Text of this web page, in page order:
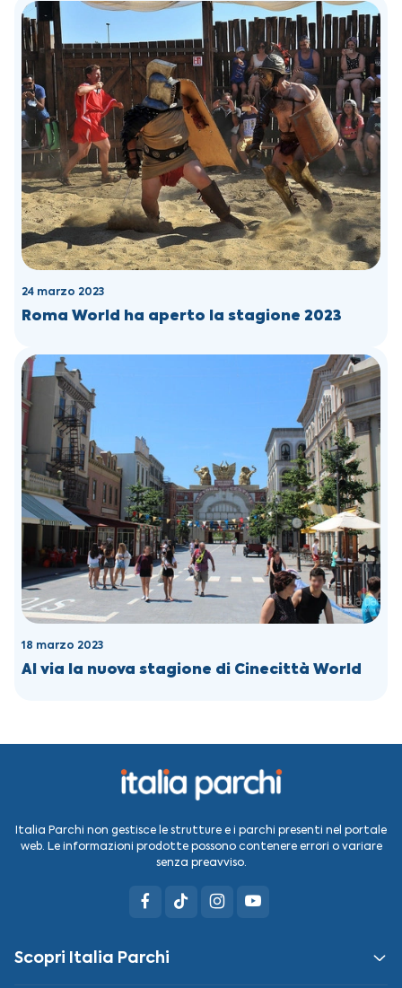
24 marzo 2023
Roma World ha aperto la stagione 2023
18 marzo 2023
Al via la nuova stagione di Cinecittà World
Italia Parchi non gestisce le strutture e i parchi presenti nel portale
web. Le informazioni prodotte possono contenere errori o variare
senza preavviso.
Scopri Italia Parchi